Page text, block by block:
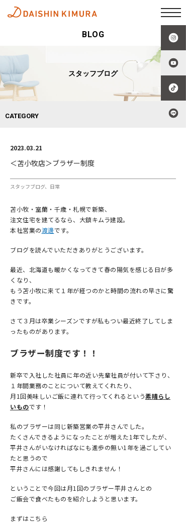
BLOG
スタッフブログ
CATEGORY
2023.03.21
＜苫小牧店＞ブラザー制度
スタッフブログ 日常
苫小牧・室蘭・千歳・札幌で新築、
注文住宅を建てるなら、大鎮キムラ建設。
本社営業の渡邊です。
ブログを読んでいただきありがとうございます。
最近、北海道も暖かくなってきて春の陽気を感じる日が多
くなり、
もう苫小牧に来て１年が経つのかと時間の流れの早さに驚
きです。
さて３月は卒業シーズンですが私もつい最近終了してしま
ったものがあります。
ブラザー制度です！！
新卒で入社した社員に年の近い先輩社員が付いて下さり、
１年間業務のことについて教えてくれたり、
月1回美味しいご飯に連れて行ってくれるという素晴らし
いものです！
私のブラザーは同じ新築営業の平井さんでした。
たくさんできるようになったことが増えた1年でしたが、
平井さんがいなければなにも進歩の無い1年を過ごしてい
たと思うので
平井さんには感謝してもしきれません！
ということで今回は月1回のブラザー平井さんとの
ご飯会で食べたものを紹介しようと思います。
まずはこちら